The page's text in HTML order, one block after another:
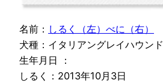
名前： しるく（左）べに（右）
犬種：イタリアングレイハウンド
生年月日 ：
しるく：2013年10月3日